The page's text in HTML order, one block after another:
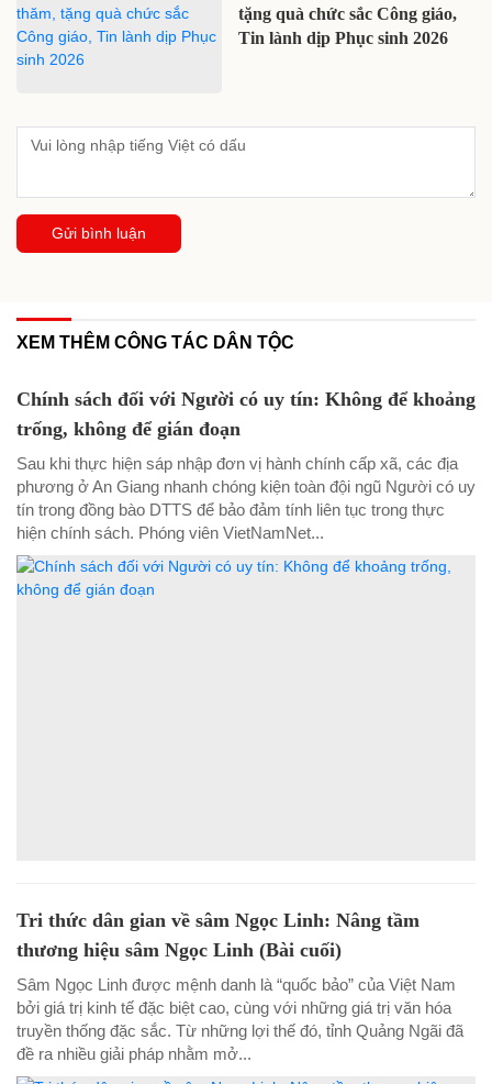
tặng quà chức sắc Công giáo,
Tin lành dịp Phục sinh 2026
Gửi bình luận
XEM THÊM CÔNG TÁC DÂN TỘC
Chính sách đối với Người có uy tín: Không để khoảng
trống, không để gián đoạn
Sau khi thực hiện sáp nhập đơn vị hành chính cấp xã, các địa
phương ở An Giang nhanh chóng kiện toàn đội ngũ Người có uy
tín trong đồng bào DTTS để bảo đảm tính liên tục trong thực
hiện chính sách. Phóng viên VietNamNet...
Tri thức dân gian về sâm Ngọc Linh: Nâng tầm
thương hiệu sâm Ngọc Linh (Bài cuối)
Sâm Ngọc Linh được mệnh danh là “quốc bảo” của Việt Nam
bởi giá trị kinh tế đặc biệt cao, cùng với những giá trị văn hóa
truyền thống đặc sắc. Từ những lợi thế đó, tỉnh Quảng Ngãi đã
đề ra nhiều giải pháp nhằm mở...